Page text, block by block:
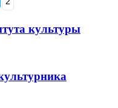
культуры